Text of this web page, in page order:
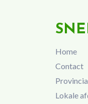
Home
Contact
Lokale